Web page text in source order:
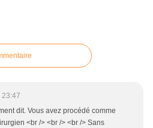
dit. Vous avez procédé comme
<br /> <br /> <br /> Sans